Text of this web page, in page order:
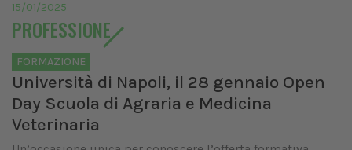
15/01/2025
PROFESSIONE
FORMAZIONE
Università di Napoli, il 28 gennaio Open
Day Scuola di Agraria e Medicina
Veterinaria